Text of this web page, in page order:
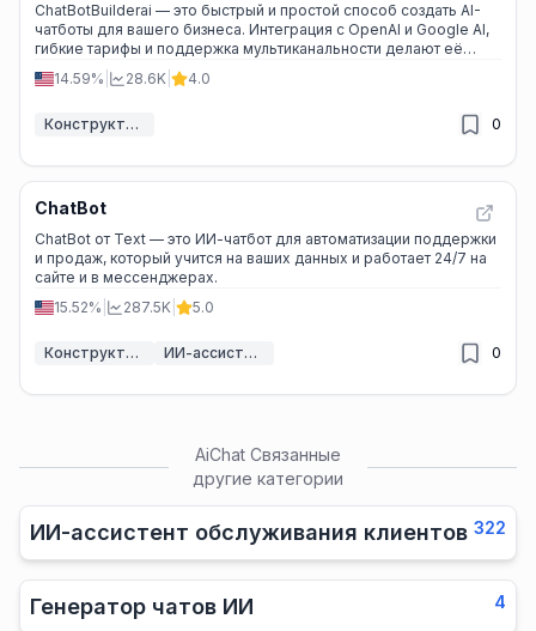
ChatBotBuilderai — это быстрый и простой способ создать AI-
чатботы для вашего бизнеса. Интеграция с OpenAI и Google AI,
гибкие тарифы и поддержка мультиканальности делают её
идеальным решением для автоматизации общения.
14.59% 28.6K 4.0
Конструкторы чат-ботов с ИИ 0
ChatBot
ChatBot от Text — это ИИ-чатбот для автоматизации поддержки
и продаж, который учится на ваших данных и работает 24/7 на
сайте и в мессенджерах.
15.52%
287.5K 5.0
Конструкторы чат-ботов с ИИ ИИ-ассистент обслуживания клиентов 0
AiChat Связанные
другие категории
ИИ-ассистент обслуживания клиентов 322
Генератор чатов ИИ 4